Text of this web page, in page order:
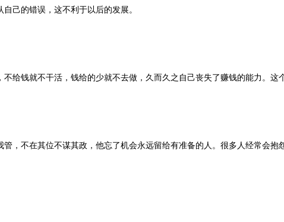
己的错误，这不利于以后的发展。
给钱就不干活，钱给的少就不去做，久而久之自己丧失了赚钱的能力。这
管，不在其位不谋其政，他忘了机会永远留给有准备的人。很多人经常会